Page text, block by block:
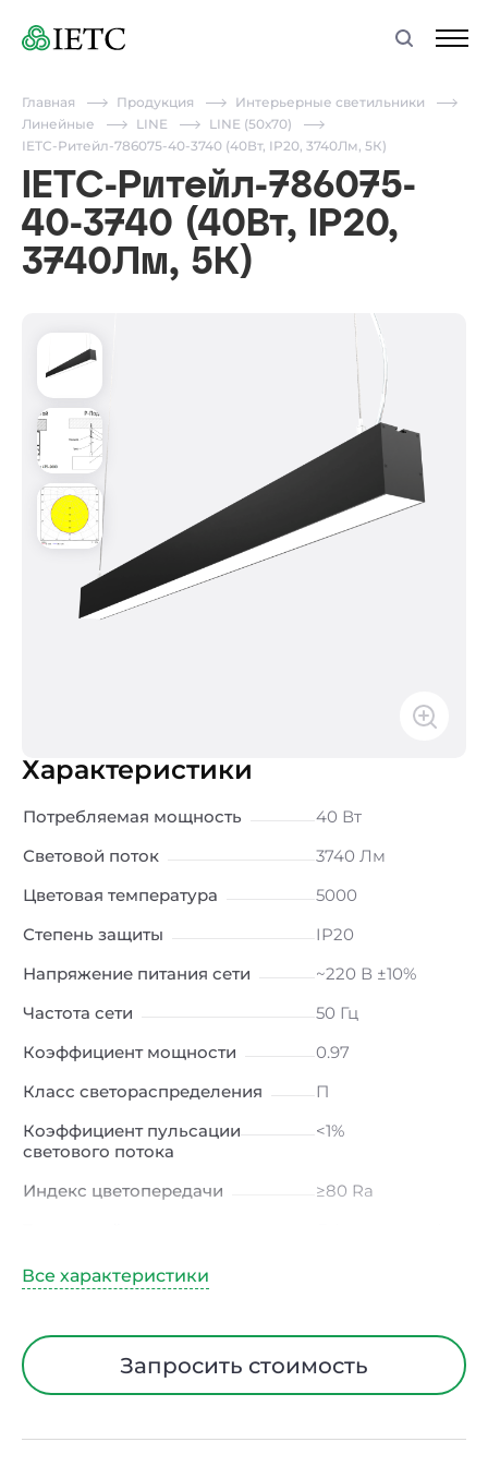
Главная Продукция
Интерьерные светильники
Линейные
LINE
LINE (50х70)
IETC-Ритейл-786075-40-3740 (40Вт, IP20, 3740Лм, 5К)
IETC-Ритейл-786075-
40-3740 (40Вт, IP20,
3740Лм, 5К)
Характеристики
Потребляемая мощность
40 Вт
Световой поток
3740 Лм
Цветовая температура
5000
Степень защиты
IP20
Напряжение питания сети
~220 В ±10%
Частота сети
50 Гц
Коэффициент мощности
0.97
Класс светораспределения
П
Коэффициент пульсации
светового потока
<1%
Индекс цветопередачи
≥80 Ra
Угол рассеивания
Диапазон рабочих
температур
Класс защиты от
I
Запросить стоимость